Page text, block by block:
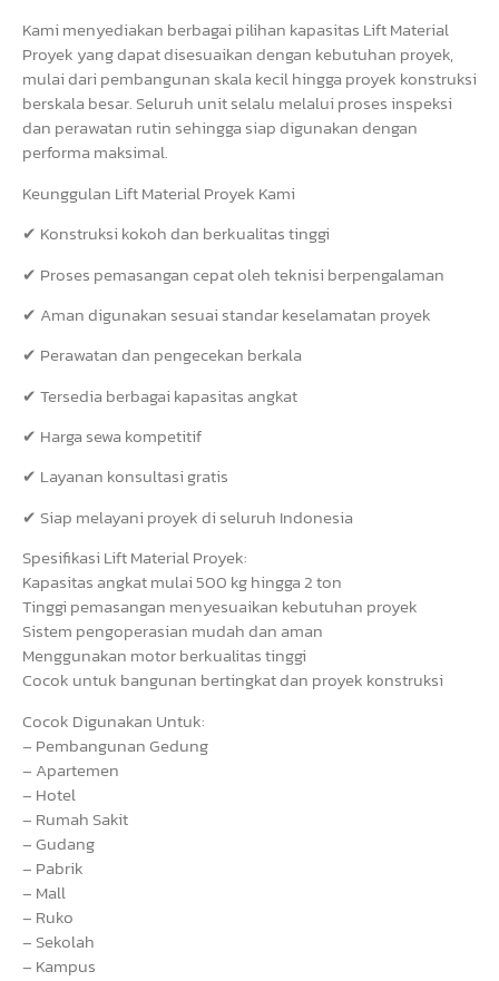
Kami menyediakan berbagai pilihan kapasitas Lift Material
Proyek yang dapat disesuaikan dengan kebutuhan proyek,
mulai dari pembangunan skala kecil hingga proyek konstruksi
berskala besar. Seluruh unit selalu melalui proses inspeksi
dan perawatan rutin sehingga siap digunakan dengan
performa maksimal.
Keunggulan Lift Material Proyek Kami
✔ Konstruksi kokoh dan berkualitas tinggi
✔ Proses pemasangan cepat oleh teknisi berpengalaman
✔ Aman digunakan sesuai standar keselamatan proyek
✔ Perawatan dan pengecekan berkala
✔ Tersedia berbagai kapasitas angkat
✔ Harga sewa kompetitif
✔ Layanan konsultasi gratis
✔ Siap melayani proyek di seluruh Indonesia
Spesifikasi Lift Material Proyek:
Kapasitas angkat mulai 500 kg hingga 2 ton
Tinggi pemasangan menyesuaikan kebutuhan proyek
Sistem pengoperasian mudah dan aman
Menggunakan motor berkualitas tinggi
Cocok untuk bangunan bertingkat dan proyek konstruksi
Cocok Digunakan Untuk:
– Pembangunan Gedung
– Apartemen
– Hotel
– Rumah Sakit
– Gudang
– Pabrik
– Mall
– Ruko
– Sekolah
– Kampus